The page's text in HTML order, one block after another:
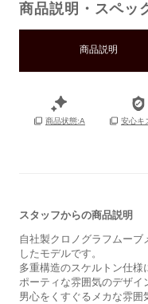
商品説明・スペッ
商品説明
商品状態:A 安心キ
スタッフからの商品説明
自社製クロノグラフムー
したモデルです。
多重構造のスケルトン仕様
ポーティな雰囲気のデザイ
男心をくすぐるメカな雰